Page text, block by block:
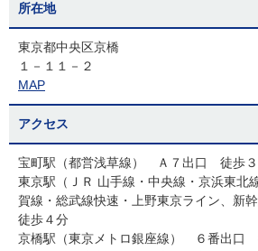
所在地
東京都中央区京橋
１－１１－２
MAP
アクセス
宝町駅（都営浅草線） Ａ７出口 徒歩
東京駅（ＪＲ 山手線・中央線・京浜東北
賀線・総武線快速・上野東京ライン、新
徒歩４分
京橋駅（東京メトロ銀座線） ６番出口